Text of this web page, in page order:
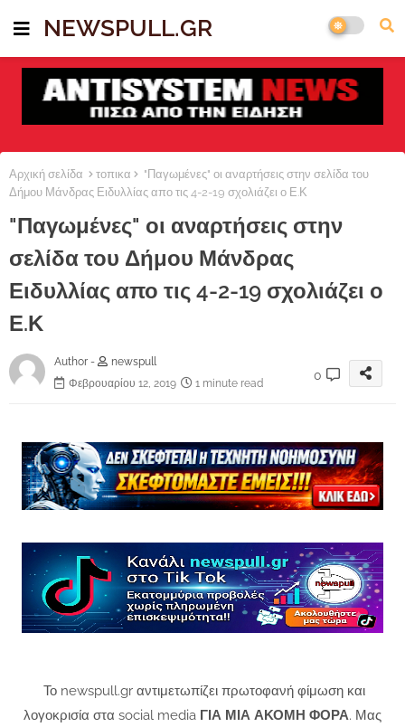
NEWSPULL.GR
Αρχική σελίδα τοπικα
"Παγωμένες" οι αναρτήσεις στην σελίδα του
Δήμου Μάνδρας Ειδυλλίας απο τις 4-2-19 σχολιάζει ο Ε.Κ
"Παγωμένες" οι αναρτήσεις στην
σελίδα του Δήμου Μάνδρας
Ειδυλλίας απο τις 4-2-19 σχολιάζει ο
Ε.Κ
Author -
newspull
Φεβρουαρίου 12, 2019
1 minute read
0
Το newspull.gr αντιμετωπίζει πρωτοφανή φίμωση και
λογοκρισία στα social media ΓΙΑ ΜΙΑ ΑΚΟΜΗ ΦΟΡΑ. Μας